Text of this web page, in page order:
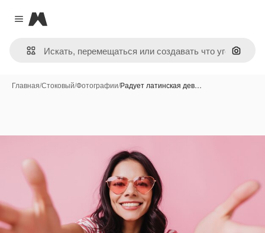
Close menu
Magnific
Поиск
Главная/Стоковый/Фотографии/Радует латинская дев…